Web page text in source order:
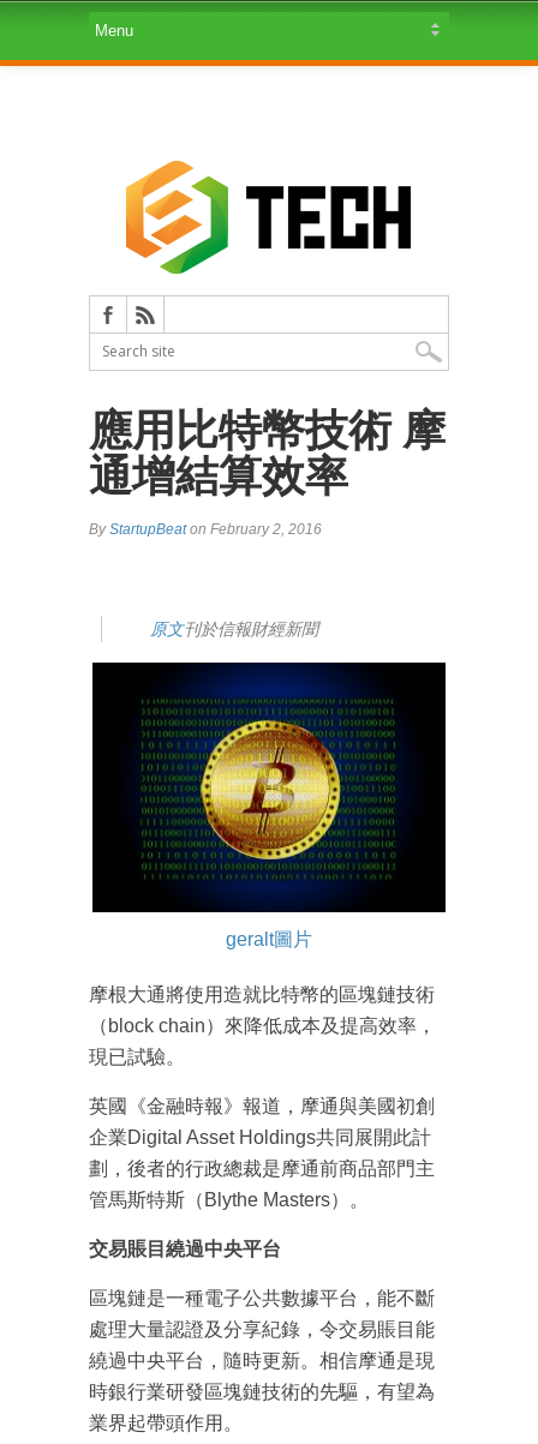
應用比特幣技術 摩
通增結算效率
ByStartupBeaton February 2, 2016
原文刊於信報財經新聞
geralt圖片
摩根大通將使用造就比特幣的區塊鏈技術
（block chain）來降低成本及提高效率，
現已試驗。
英國《金融時報》報道，摩通與美國初創
企業Digital Asset Holdings共同展開此計
劃，後者的行政總裁是摩通前商品部門主
管馬斯特斯（Blythe Masters）。
交易賬目繞過中央平台
區塊鏈是一種電子公共數據平台，能不斷
處理大量認證及分享紀錄，令交易賬目能
繞過中央平台，隨時更新。相信摩通是現
時銀行業研發區塊鏈技術的先驅，有望為
業界起帶頭作用。